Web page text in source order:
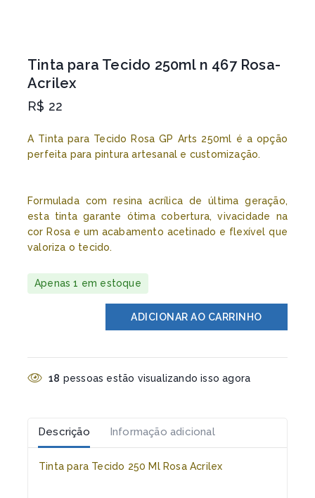
Tinta para Tecido 250ml n 467 Rosa-
Acrilex
R$ 22
A Tinta para Tecido Rosa GP Arts 250ml é a opção
perfeita para pintura artesanal e customização.
Formulada com resina acrílica de última geração,
esta tinta garante ótima cobertura, vivacidade na
cor Rosa e um acabamento acetinado e flexível que
valoriza o tecido.
Apenas 1 em estoque
ADICIONAR AO CARRINHO
18 pessoas estão visualizando isso agora
Descrição Informação adicional
Tinta para Tecido 250 Ml Rosa Acrilex